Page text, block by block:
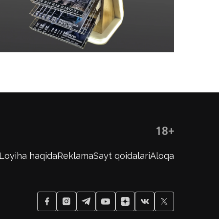
18+
Loyiha haqidaReklamaSayt qoidalariAloqa